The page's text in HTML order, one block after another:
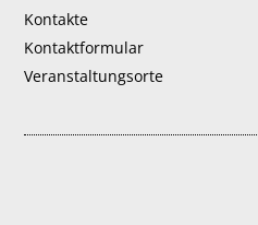
Kontakte
Kontaktformular
Veranstaltungsorte